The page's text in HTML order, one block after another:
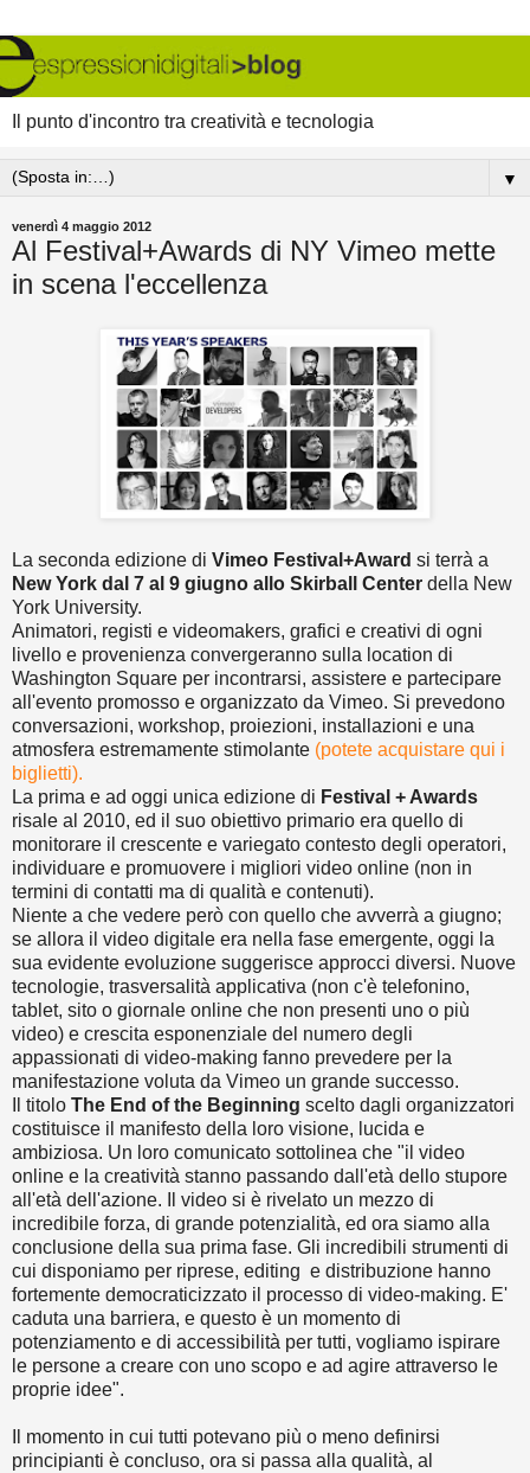
Il punto d'incontro tra creatività e tecnologia
▼
venerdì 4 maggio 2012
Al Festival+Awards di NY Vimeo mette
in scena l'eccellenza
La seconda edizione di Vimeo Festival+Award si terrà a
New York dal 7 al 9 giugno allo Skirball Center della New
York University.
Animatori, registi e videomakers, grafici e creativi di ogni
livello e provenienza convergeranno sulla location di
Washington Square per incontrarsi, assistere e partecipare
all'evento promosso e organizzato da Vimeo. Si prevedono
conversazioni, workshop, proiezioni, installazioni e una
atmosfera estremamente stimolante (potete acquistare qui i
biglietti).
La prima e ad oggi unica edizione di Festival + Awards
risale al 2010, ed il suo obiettivo primario era quello di
monitorare il crescente e variegato contesto degli operatori,
individuare e promuovere i migliori video online (non in
termini di contatti ma di qualità e contenuti).
Niente a che vedere però con quello che avverrà a giugno;
se allora il video digitale era nella fase emergente, oggi la
sua evidente evoluzione suggerisce approcci diversi. Nuove
tecnologie, trasversalità applicativa (non c'è telefonino,
tablet, sito o giornale online che non presenti uno o più
video) e crescita esponenziale del numero degli
appassionati di video-making fanno prevedere per la
manifestazione voluta da Vimeo un grande successo.
Il titolo The End of the Beginning scelto dagli organizzatori
costituisce il manifesto della loro visione, lucida e
ambiziosa. Un loro comunicato sottolinea che "il video
online e la creatività stanno passando dall'età dello stupore
all'età dell'azione. Il video si è rivelato un mezzo di
incredibile forza, di grande potenzialità, ed ora siamo alla
conclusione della sua prima fase. Gli incredibili strumenti di
cui disponiamo per riprese, editing e distribuzione hanno
fortemente democraticizzato il processo di video-making. E'
caduta una barriera, e questo è un momento di
potenziamento e di accessibilità per tutti, vogliamo ispirare
le persone a creare con uno scopo e ad agire attraverso le
proprie idee".
Il momento in cui tutti potevano più o meno definirsi
principianti è concluso, ora si passa alla qualità, al